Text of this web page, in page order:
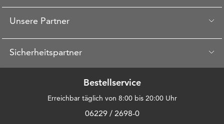
Unsere Partner
Sicherheitspartner
Bestellservice
Erreichbar täglich von 8:00 bis 20:00 Uhr
06229 / 2698-0